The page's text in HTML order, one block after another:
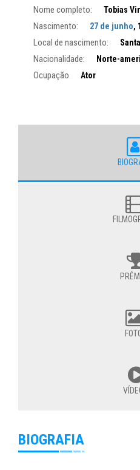
Nome completo: Tobias
Nascimento: 27 de junho,
Local de nascimento:
Nacionalidade: Norte-
Ocupação Ator
BIOGRAFIA